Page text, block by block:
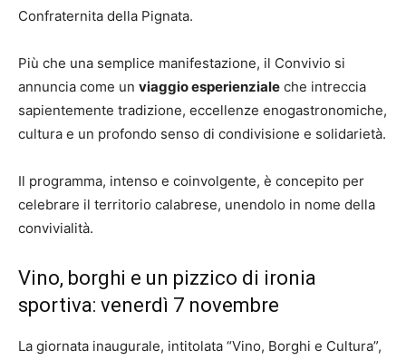
Confraternita della Pignata.
Più che una semplice manifestazione, il Convivio si
annuncia come un viaggio esperienziale che intreccia
sapientemente tradizione, eccellenze enogastronomiche,
cultura e un profondo senso di condivisione e solidarietà.
Il programma, intenso e coinvolgente, è concepito per
celebrare il territorio calabrese, unendolo in nome della
convivialità.
Vino, borghi e un pizzico di ironia
sportiva: venerdì 7 novembre
La giornata inaugurale, intitolata “Vino, Borghi e Cultura”,